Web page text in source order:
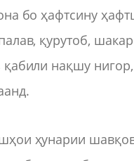
бо ҳафтсину
қурутоб,
нақшу
ҳунарии